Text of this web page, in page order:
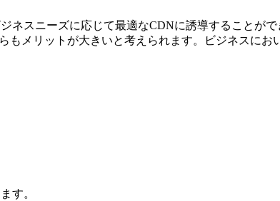
スニーズに応じて最適なCDNに誘導することが
メリットが⼤きいと考えられます。ビジネスにお
す。